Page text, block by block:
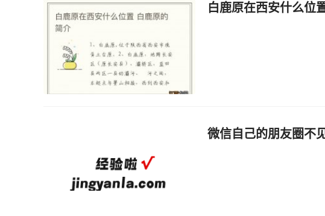
白鹿原在西安什么位
微信自己的朋友圈不